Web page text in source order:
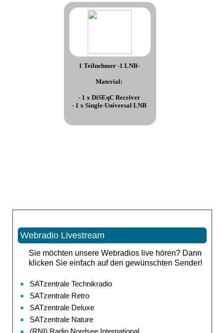
1 Teilnehmer -1 LNB-
Material:
- 1 x DiSEqC Receiver
- 1 x Single-Universal LNB
Webradio Livestream
Sie möchten unsere Webradios live hören? Dann
klicken Sie einfach auf den gewünschten Sender!
SATzentrale Technikradio
SATzentrale Retro
SATzentrale Deluxe
SATzentrale Nature
(RNI) Radio Nordsee International